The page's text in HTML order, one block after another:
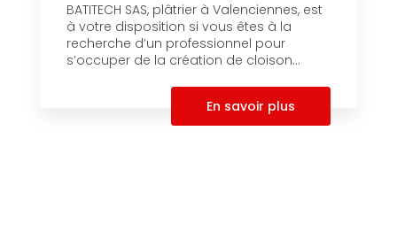
BATITECH SAS, plâtrier à Valenciennes, est
à votre disposition si vous êtes à la
recherche d’un professionnel pour
s’occuper de la création de cloison...
En savoir plus